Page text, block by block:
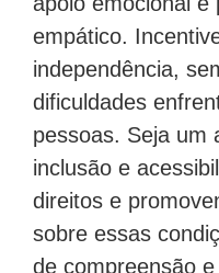
empático.
independência,
dificuldades
pessoas. Seja um
inclusão e
direitos e
sobre essas
de compreensão